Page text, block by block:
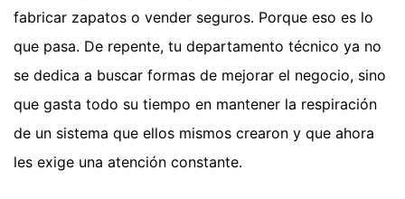
fabricar zapatos o vender seguros. Porque eso es lo
que pasa. De repente, tu departamento técnico ya no
se dedica a buscar formas de mejorar el negocio, sino
que gasta todo su tiempo en mantener la respiración
de un sistema que ellos mismos crearon y que ahora
les exige una atención constante.